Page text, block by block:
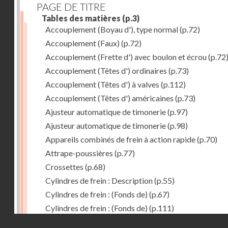
PAGE DE TITRE
Tables des matières (p.3)
Accouplement (Boyau d'), type normal(p.72)
Accouplement (Faux) (p.72)
Accouplement (Frette d') avec boulon et écrou(p.72)
Accouplement (Têtes d') ordinaires (p.73)
Accouplement (Têtes d') à valves (p.112)
Accouplement (Têtes d') américaines (p.73)
Ajusteur automatique de timonerie(p.97)
Ajusteur automatique de timonerie(p.98)
Appareils combinés de frein à action rapide(p.70)
Attrape-poussières (p.77)
Crossettes (p.68)
Cylindres de frein : Description(p.55)
Cylindres de frein : (Fonds de) (p.67)
Cylindres de frein : (Fonds de) (p.111)